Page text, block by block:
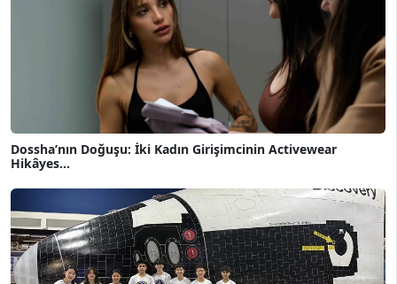
Dossha’nın Doğuşu: İki Kadın Girişimcinin Activewear
Hikâyes...